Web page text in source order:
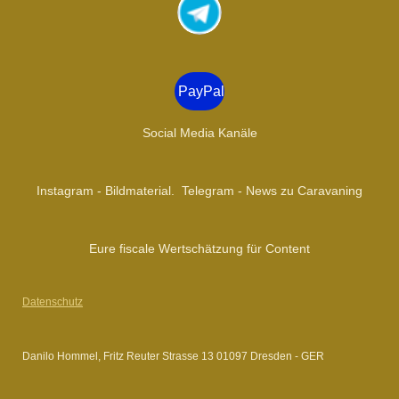
a
r
a
m
PayPal
Social Media Kanäle
Instagram - Bildmaterial. Telegram - News zu Caravaning
Eure fiscale Wertschätzung für Content
Datenschutz
Danilo Hommel, Fritz Reuter Strasse 13 01097 Dresden - GER